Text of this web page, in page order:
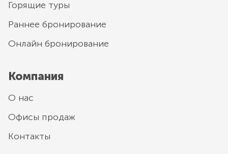
Горящие туры
Раннее бронирование
Онлайн бронирование
Компания
О нас
Офисы продаж
Контакты